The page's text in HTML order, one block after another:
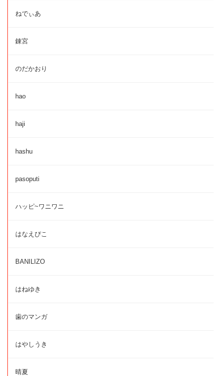
ねでぃあ
錬宮
のだかおり
hao
haji
hashu
pasoputi
ハッピ~ワニワニ
はなえぴこ
BANILIZO
はねゆき
歯のマンガ
はやしうき
晴夏